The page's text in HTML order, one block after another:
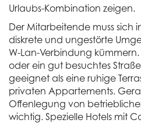
Urlaubs-Kombination zeigen.
Der Mitarbeitende muss sich
diskrete und ungestörte
W-Lan-Verbindung
oder ein gut besuchtes
geeignet als eine ruhige
privaten Appartements.
Offenlegung von
wichtig. Spezielle Hotels mit